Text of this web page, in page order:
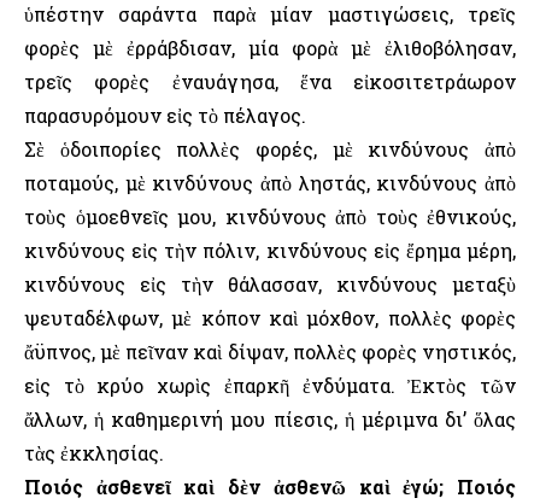
ὑπέστην σαράντα παρὰ μίαν μαστιγώσεις, τρεῖς
φορὲς μὲ ἐρράβδισαν, μία φορὰ μὲ ἐλιθοβόλησαν,
τρεῖς φορὲς ἐναυάγησα, ἕνα εἰκοσιτετράωρον
παρασυρόμουν εἰς τὸ πέλαγος.
Σὲ ὁδοιπορίες πολλὲς φορές, μὲ κινδύνους ἀπὸ
ποταμούς, μὲ κινδύνους ἀπὸ ληστάς, κινδύνους ἀπὸ
τοὺς ὁμοεθνεῖς μου, κινδύνους ἀπὸ τοὺς ἐθνικούς,
κινδύνους εἰς τὴν πόλιν, κινδύνους εἰς ἔρημα μέρη,
κινδύνους εἰς τὴν θάλασσαν, κινδύνους μεταξὺ
ψευταδέλφων, μὲ κόπον καὶ μόχθον, πολλὲς φορὲς
ἄϋπνος, μὲ πεῖναν καὶ δίψαν, πολλὲς φορὲς νηστικός,
εἰς τὸ κρύο χωρὶς ἐπαρκῆ ἐνδύματα. Ἐκτὸς τῶν
ἄλλων, ἡ καθημερινή μου πίεσις, ἡ μέριμνα δι’ ὅλας
τὰς ἐκκλησίας.
Ποιός ἀσθενεῖ καὶ δὲν ἀσθενῶ καὶ ἐγώ; Ποιός